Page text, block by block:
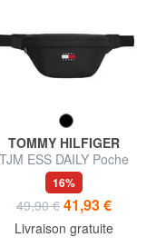
TOMMY HILFIGER
TJM ESS DAILY Poche
16%
49,90 € 41,93 €
Livraison gratuite